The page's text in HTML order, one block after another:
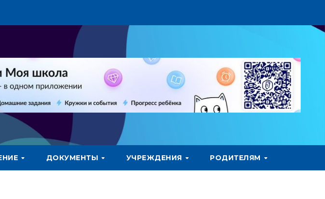
ДОКУМЕНТЫ УЧРЕЖДЕНИЯ РОДИТЕЛЯМ